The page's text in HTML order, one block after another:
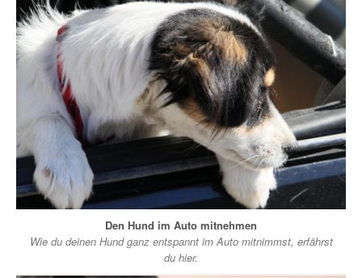
Den Hund im Auto mitnehmen
Wie du deinen Hund ganz entspannt im Auto mitnimmst, erfährst
du hier.